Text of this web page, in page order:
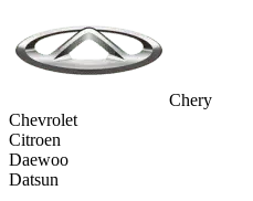
Chery
Chevrolet
Citroen
Daewoo
Datsun